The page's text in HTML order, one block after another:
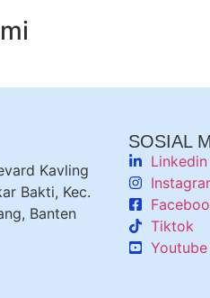
Kavling
Bakti, Kec.
Banten
SOSIAL
Linkedin
Tiktok
Youtube